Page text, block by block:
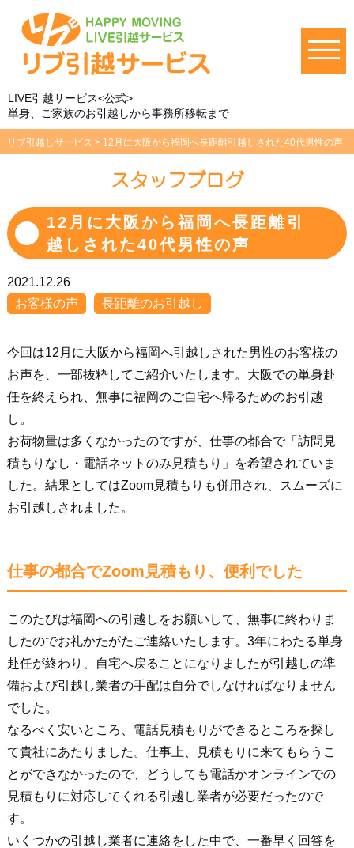
LIVE引越サービス<公式>
単身、ご家族のお引越しから事務所移転まで
リブ引越しサービス > 12月に大阪から福岡へ長距離引越しされた40代男性の声
スタッフブログ
12月に大阪から福岡へ長距離引
越しされた40代男性の声
2021.12.26
お客様の声
長距離のお引越し
今回は12月に大阪から福岡へ引越しされた男性のお客様の
お声を、一部抜粋してご紹介いたします。大阪での単身赴
任を終えられ、無事に福岡のご自宅へ帰るためのお引越
し。
お荷物量は多くなかったのですが、仕事の都合で「訪問見
積もりなし・電話ネットのみ見積もり」を希望されていま
した。結果としてはZoom見積もりも併用され、スムーズに
お引越しされました。
仕事の都合でZoom見積もり、便利でした
このたびは福岡への引越しをお願いして、無事に終わりま
したのでお礼かたがたご連絡いたします。3年にわたる単身
赴任が終わり、自宅へ戻ることになりましたが引越しの準
備および引越し業者の手配は自分でしなければなりません
でした。
なるべく安いところ、電話見積もりができるところを探し
て貴社にあたりました。仕事上、見積もりに来てもらうこ
とができなかったので、どうしても電話かオンラインでの
見積もりに対応してくれる引越し業者が必要だったので
す。
いくつかの引越し業者に連絡をした中で、一番早く回答を